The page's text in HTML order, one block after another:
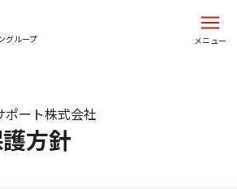
グループ メニュー
方針
ポート株式会社